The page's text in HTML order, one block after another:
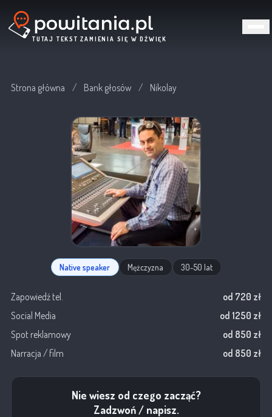
TUTAJ TEKST ZAMIENIA SIĘ W DŹWIĘK
Strona główna / Bank głosów / Nikolay
Native speaker Mężczyzna 30-50 lat
Zapowiedź tel.
od 720 zł
Social Media
od 1250 zł
Spot reklamowy
od 850 zł
Narracja / film
od 850 zł
Nie wiesz od czego zacząć?
Zadzwoń / napisz.